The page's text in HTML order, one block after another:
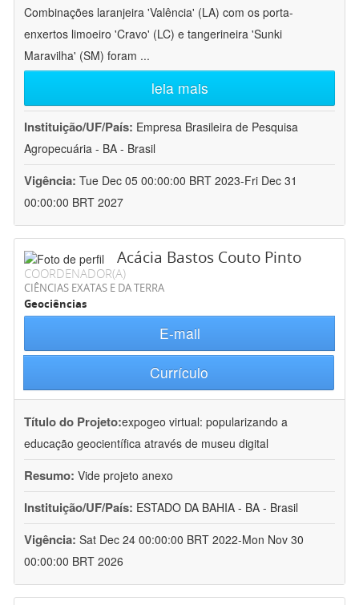
Combinações laranjeira 'Valência' (LA) com os porta-
enxertos limoeiro 'Cravo' (LC) e tangerineira 'Sunki
Maravilha' (SM) foram ...
leia mais
Instituição/UF/País: Empresa Brasileira de Pesquisa
Agropecuária - BA - Brasil
Vigência: Tue Dec 05 00:00:00 BRT 2023-Fri Dec 31
00:00:00 BRT 2027
Acácia Bastos Couto Pinto
COORDENADOR(A)
CIÊNCIAS EXATAS E DA TERRA
Geociências
E-mail
Currículo
Título do Projeto:expogeo virtual: popularizando a
educação geocientífica através de museu digital
Resumo: Vide projeto anexo
Instituição/UF/País: ESTADO DA BAHIA - BA - Brasil
Vigência: Sat Dec 24 00:00:00 BRT 2022-Mon Nov 30
00:00:00 BRT 2026